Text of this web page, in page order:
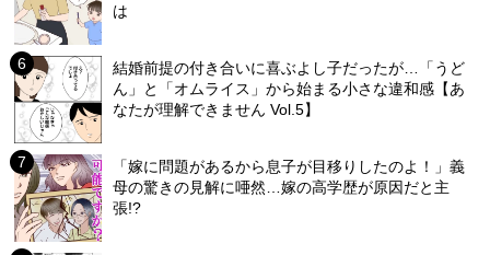
は
結婚前提の付き合いに喜ぶよし子だったが…「うど
ん」と「オムライス」から始まる小さな違和感【あ
なたが理解できません Vol.5】
「嫁に問題があるから息子が目移りしたのよ！」義
母の驚きの見解に唖然…嫁の高学歴が原因だと主
張!?